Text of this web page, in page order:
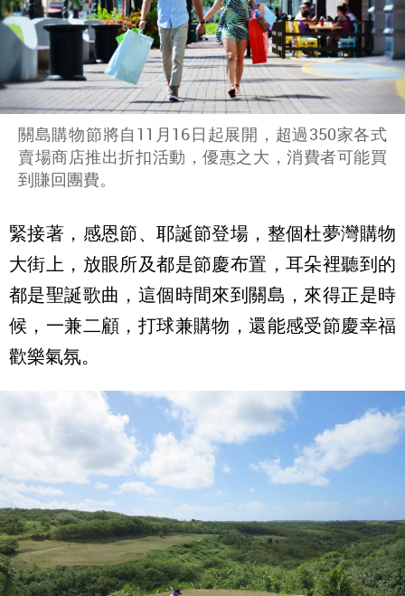
關島購物節將自11月16日起展開，超過350家各式
賣場商店推出折扣活動，優惠之大，消費者可能買
到賺回團費。
緊接著，感恩節、耶誕節登場，整個杜夢灣購物
大街上，放眼所及都是節慶布置，耳朵裡聽到的
都是聖誕歌曲，這個時間來到關島，來得正是時
候，一兼二顧，打球兼購物，還能感受節慶幸福
歡樂氣氛。